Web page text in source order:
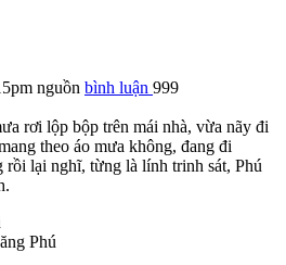
nguồn bình luận 999
rơi lộp bộp trên mái nhà, vừa nãy đi
theo áo mưa không, đang đi
lại nghĩ, từng là lính trinh sát, Phú
Phú